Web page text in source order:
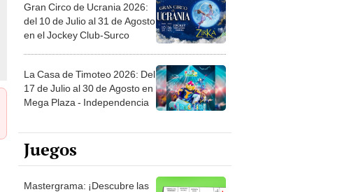
Gran Circo de Ucrania 2026:
del 10 de Julio al 31 de Agosto
en el Jockey Club-Surco
La Casa de Timoteo 2026: Del
17 de Julio al 30 de Agosto en
Mega Plaza - Independencia
Juegos
Mastergrama: ¡Descubre las